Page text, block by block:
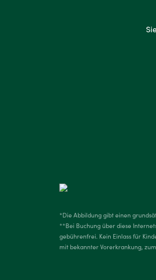
*Die Abbildung gibt einen
**Bei Buchung über diese
gebührenfrei. Kein Einlass für
mit bekannter Vorerkrankung,